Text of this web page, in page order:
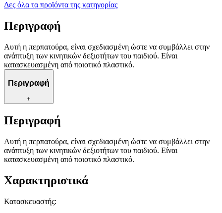
Δες όλα τα προϊόντα της κατηγορίας
Περιγραφή
Αυτή η περπατούρα, είναι σχεδιασμένη ώστε να συμβάλλει στην
ανάπτυξη των κινητικών δεξιοτήτων του παιδιού. Είναι
κατασκευασμένη από ποιοτικό πλαστικό.
Περιγραφή
+
Περιγραφή
Αυτή η περπατούρα, είναι σχεδιασμένη ώστε να συμβάλλει στην
ανάπτυξη των κινητικών δεξιοτήτων του παιδιού. Είναι
κατασκευασμένη από ποιοτικό πλαστικό.
Χαρακτηριστικά
Κατασκευαστής: